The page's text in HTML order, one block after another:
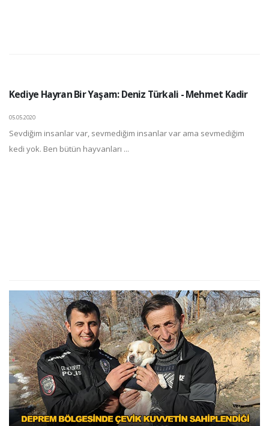
Kediye Hayran Bir Yaşam: Deniz Türkali - Mehmet Kadir
05.05.2020
Sevdiğim insanlar var, sevmediğim insanlar var ama sevmediğim
kedi yok. Ben bütün hayvanları ...